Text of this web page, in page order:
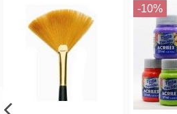
-10%